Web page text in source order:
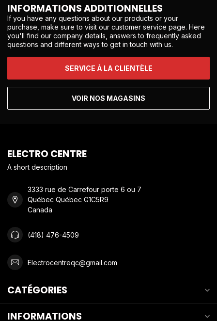
INFORMATIONS ADDITIONNELLES
If you have any questions about our products or your
purchase, make sure to visit our customer service page. Here
you'll find our company details, answers to frequently asked
questions and different ways to get in touch with us.
SERVICE À LA CLIENTÈLE
VOIR NOS MAGASINS
ELECTRO CENTRE
A short description
3333 rue de Carrefour porte 6 ou 7
Québec Québec G1C5R9
Canada
(418) 476-4509
Electrocentreqc@gmail.com
CATÉGORIES
INFORMATIONS